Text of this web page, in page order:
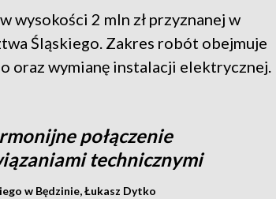
2 mln zł przyznanej w
Śląskiego. Zakres robót obejmuje
oraz wymianę instalacji elektrycznej.
połączenie
technicznymi
w Będzinie, Łukasz Dytko